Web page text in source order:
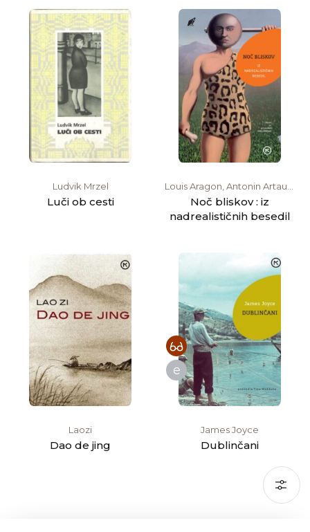
Ludvik Mrzel
Luči ob cesti
Louis Aragon, Antonin Artaud,
André Breton, René Char,
Robert Desnos, Paul Éluard,
Noč bliskov : iz
nadrealističnih besedil
Laozi
Dao de jing
e
James Joyce
Dublinčani